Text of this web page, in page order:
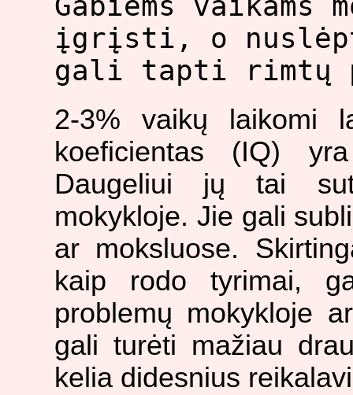
įgrįsti, o
gali tapti rimtų
2-3% vaikų laikomi
koeficientas (IQ)
Daugeliui jų tai
mokykloje. Jie gali
ar moksluose.
kaip rodo tyrimai,
problemų mokykloje
gali turėti mažiau
kelia didesnius